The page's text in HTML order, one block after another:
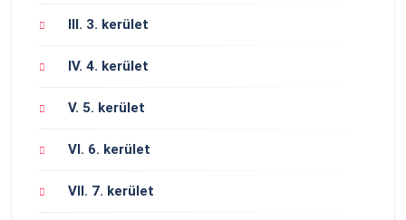
III. 3. kerület
IV. 4. kerület
V. 5. kerület
VI. 6. kerület
VII. 7. kerület